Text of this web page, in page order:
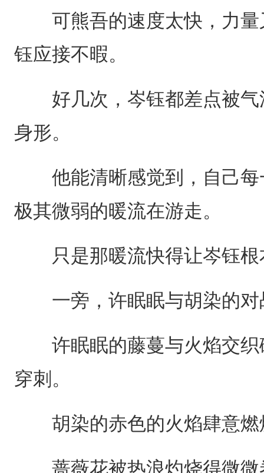
可熊吾的速度太快，力量
钰应接不暇。
好几次，岑钰都差点被气
身形。
他能清晰感觉到，自己每
极其微弱的暖流在游走。
只是那暖流快得让岑钰根
一旁，许眠眠与胡染的对
许眠眠的藤蔓与火焰交织
穿刺。
胡染的赤色的火焰肆意燃
蔷薇花被热浪灼烧得微微